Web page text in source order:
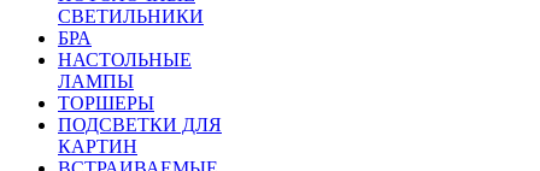
СВЕТИЛЬНИКИ
БРА
НАСТОЛЬНЫЕ
ЛАМПЫ
ТОРШЕРЫ
ПОДСВЕТКИ ДЛЯ
КАРТИН